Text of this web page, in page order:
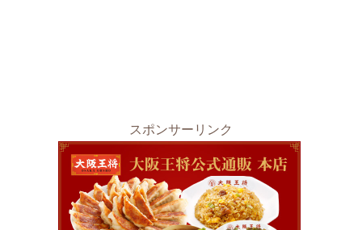
スポンサーリンク